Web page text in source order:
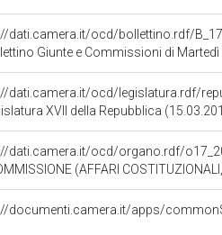
dati.camera.it/ocd/bollettino.rdf/
Giunte e Commissioni di
dati.camera.it/ocd/legislatura.rdf/
XVII della Repubblica
dati.camera.it/ocd/organo.rdf/
(AFFARI